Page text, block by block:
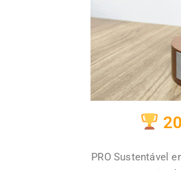
PRO Sustentável